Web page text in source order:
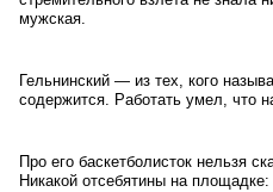
мужская.
Гельнинский — из тех, кого
содержится. Работать умел, что
Про его баскетболисток нельзя
Никакой отсебятины на